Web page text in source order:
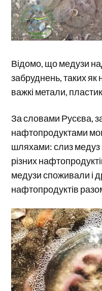
Відомо, що медузи
забруднень, таких як
важкі метали,
За словами Русєва,
нафтопродуктами
шляхами: слиз медуз
різних
медузи споживали і
нафтопродуктів